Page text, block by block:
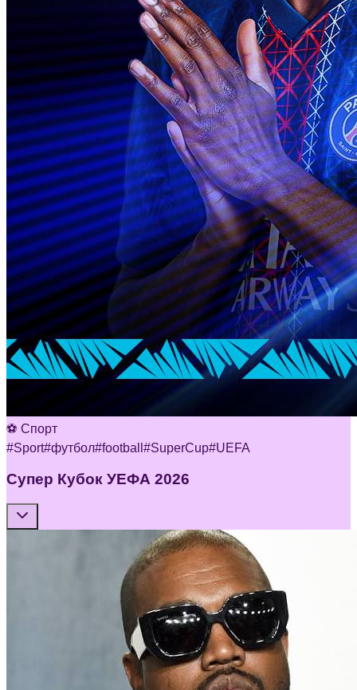
⚽ Спорт
#Sport#футбол#football #SuperCup#UEFA
Супер Кубок УЕФА 2026